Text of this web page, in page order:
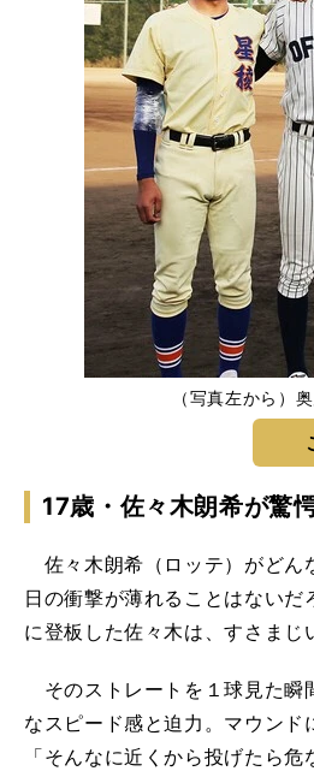
（写真左から）
17歳・佐々木朗希が驚
佐々木朗希（ロッテ）がどん
日の衝撃が薄れることはない
に登板した佐々木は、すさまじ
そのストレートを１球見た瞬
なスピード感と迫力。マウンド
「そんなに近くから投げたら